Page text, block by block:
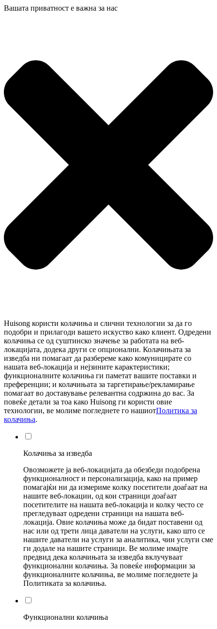
Вашата приватност е важна за нас
Huisong користи колачиња и слични технологии за да го
подобри и прилагоди вашето искуство како клиент. Одредени
колачиња се од суштинско значење за работата на веб-
локацијата, додека други се опционални. Колачињата за
изведба ни помагаат да разбереме како комуницирате со
нашата веб-локација и нејзините карактеристики;
функционалните колачиња ги паметат вашите поставки и
преференции; и колачињата за таргетирање/рекламирање
помагаат во доставување релевантна содржина до вас. За
повеќе детали за тоа како Huisong ги користи овие
технологии, ве молиме погледнете го нашиотПолитика за
колачиња.
Колачиња за изведба
Овозможете ја веб-локацијата да обезбеди подобрена
функционалност и персонализација, како на пример
помагајќи ни да измериме колку посетители доаѓаат на
нашите веб-локации, од кои страници доаѓаат
посетителите на нашата веб-локација и колку често се
прегледуваат одредени страници на нашата веб-
локација. Овие колачиња може да бидат поставени од
нас или од трети лица даватели на услуги, како што се
нашите даватели на услуги за аналитика, чии услуги сме
ги додале на нашите страници. Ве молиме имајте
предвид дека колачињата за изведба вклучуваат
функционални колачиња. За повеќе информации за
функционалните колачиња, ве молиме погледнете ја
Политиката за колачиња.
Функционални колачиња